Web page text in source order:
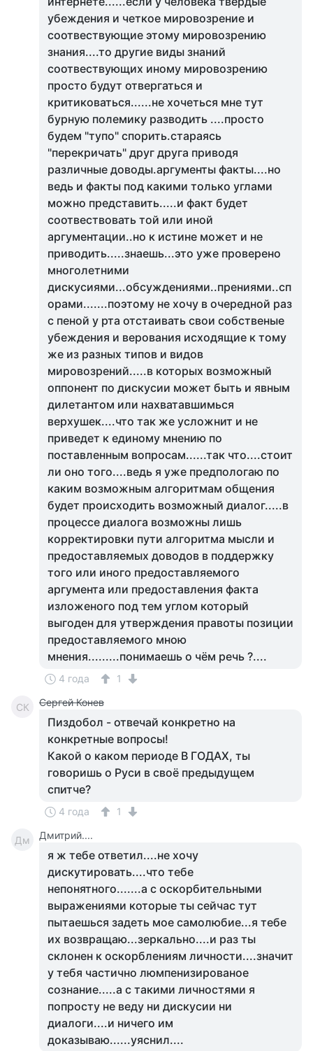
убеждения и четкое мировозрение и
соотвествующие этому мировозрению
знания....то другие виды знаний
соотвествующих иному мировозрению
просто будут отвергаться и
критиковаться......не хочеться мне тут
бурную полемику разводить ....просто
будем "тупо" спорить.стараясь
"перекричать" друг друга приводя
различные доводы.аргументы факты....но
ведь и факты под какими только углами
можно представить.....и факт будет
соотвествовать той или иной
аргументации..но к истине может и не
приводить.....знаешь...это уже проверено
многолетними
дискусиями...обсуждениями..прениями..сп
орами.......поэтому не хочу в очередной раз
с пеной у рта отстаивать свои собственые
убеждения и верования исходящие к тому
же из разных типов и видов
мировозрений.....в которых возможный
оппонент по дискусии может быть и явным
дилетантом или нахватавшимься
верхушек....что так же усложнит и не
приведет к единому мнению по
поставленным вопросам......так что....стоит
ли оно того....ведь я уже предпологаю по
каким возможным алгоритмам общения
будет происходить возможный диалог.....в
процессе диалога возможны лишь
корректировки пути алгоритма мысли и
предоставляемых доводов в поддержку
того или иного предоставляемого
аргумента или предоставления факта
изложеного под тем углом который
выгоден для утверждения правоты позиции
предоставляемого мною
мнения.........понимаешь о чём речь ?....
4 года 1
СК Сергей Конев
Пиздобол - отвечай конкретно на
конкретные вопросы!
Какой о каком периоде В ГОДАХ, ты
говоришь о Руси в своё предыдущем
спитче?
4 года 1
Дм Дмитрий....
я ж тебе ответил....не хочу
дискутировать....что тебе
непонятного.......а с оскорбительными
выражениями которые ты сейчас тут
пытаешься задеть мое самолюбие...я тебе
их возвращаю...зеркально....и раз ты
склонен к оскорблениям личности....значит
у тебя частично люмпенизированое
сознание.....а с такими личностями я
попросту не веду ни дискусии ни
диалоги....и ничего им
доказываю......уяснил....